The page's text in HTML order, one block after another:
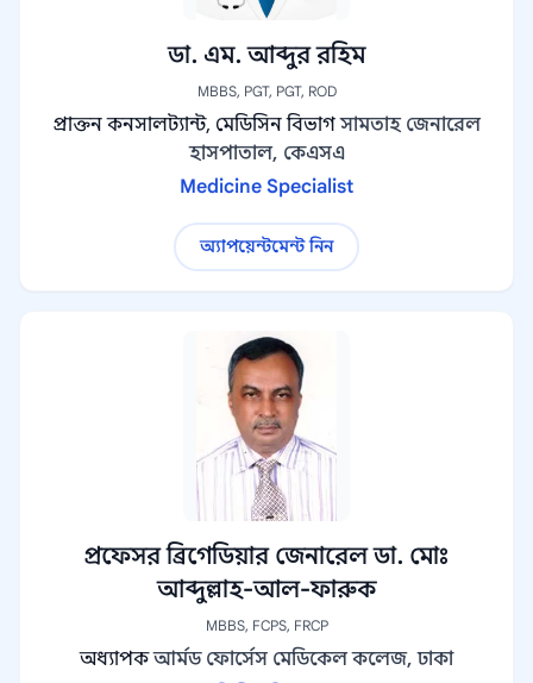
ডা. এম. আব্দুর রহিম
MBBS, PGT, PGT, ROD
প্রাক্তন কনসালট্যান্ট, মেডিসিন বিভাগ সামতাহ জেনারেল
হাসপাতাল, কেএসএ
Medicine Specialist
অ্যাপয়েন্টমেন্ট নিন
প্রফেসর ব্রিগেডিয়ার জেনারেল ডা. মোঃ
আব্দুল্লাহ-আল-ফারুক
MBBS, FCPS, FRCP
অধ্যাপক আর্মড ফোর্সেস মেডিকেল কলেজ, ঢাকা